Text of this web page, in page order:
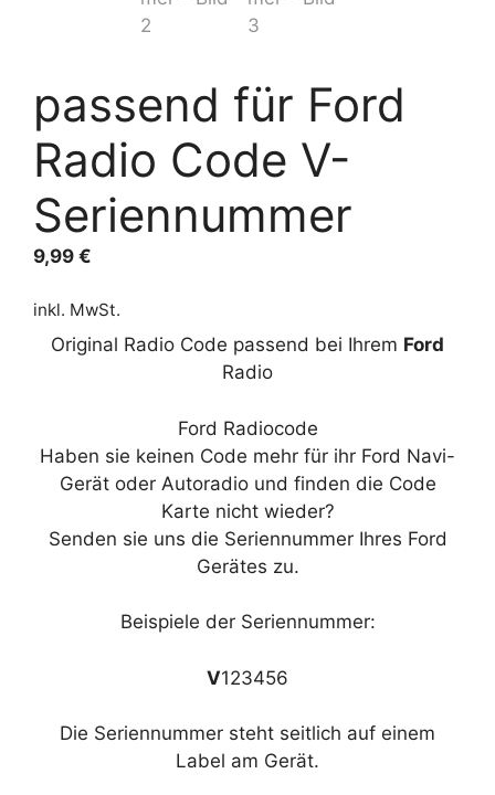
passend für Ford
Radio Code V-
Seriennummer
9,99 €
inkl. MwSt.
Original Radio Code passend bei Ihrem Ford
Radio
Ford Radiocode
Haben sie keinen Code mehr für ihr Ford Navi-
Gerät oder Autoradio und finden die Code
Karte nicht wieder?
Senden sie uns die Seriennummer Ihres Ford
Gerätes zu.
Beispiele der Seriennummer:
V123456
Die Seriennummer steht seitlich auf einem
Label am Gerät.